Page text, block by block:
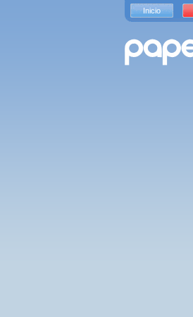
Inicio